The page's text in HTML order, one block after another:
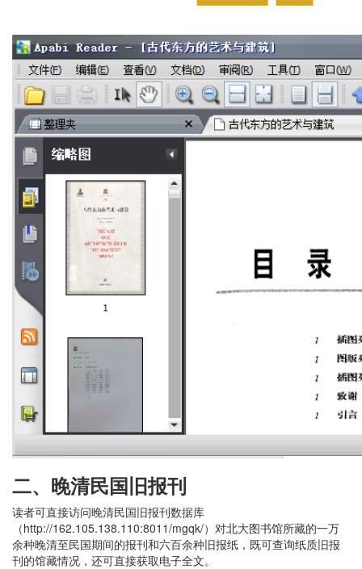
二、晚清民国旧报刊
读者可直接访问晚清民国旧报刊数据库
（http://162.105.138.110:8011/mgqk/）对北大图书馆所藏的一万
余种晚清至民国期间的报刊和六百余种旧报纸，既可查询纸质旧报
刊的馆藏情况，还可直接获取电子全文。